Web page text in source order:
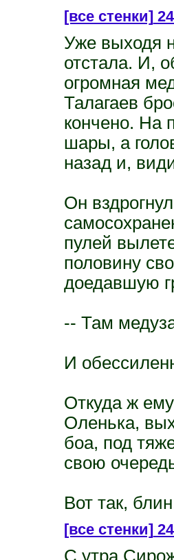
[все стенки]
Уже выходя
отстала. И,
огромная
Талагаев
кончено. На
шары, а
назад и,
Он
пулей
половину
доедавшую
-- Там
И
Откуда ж
Оленька,
боа, под
свою
Вот так,
[все стенки]
С утра